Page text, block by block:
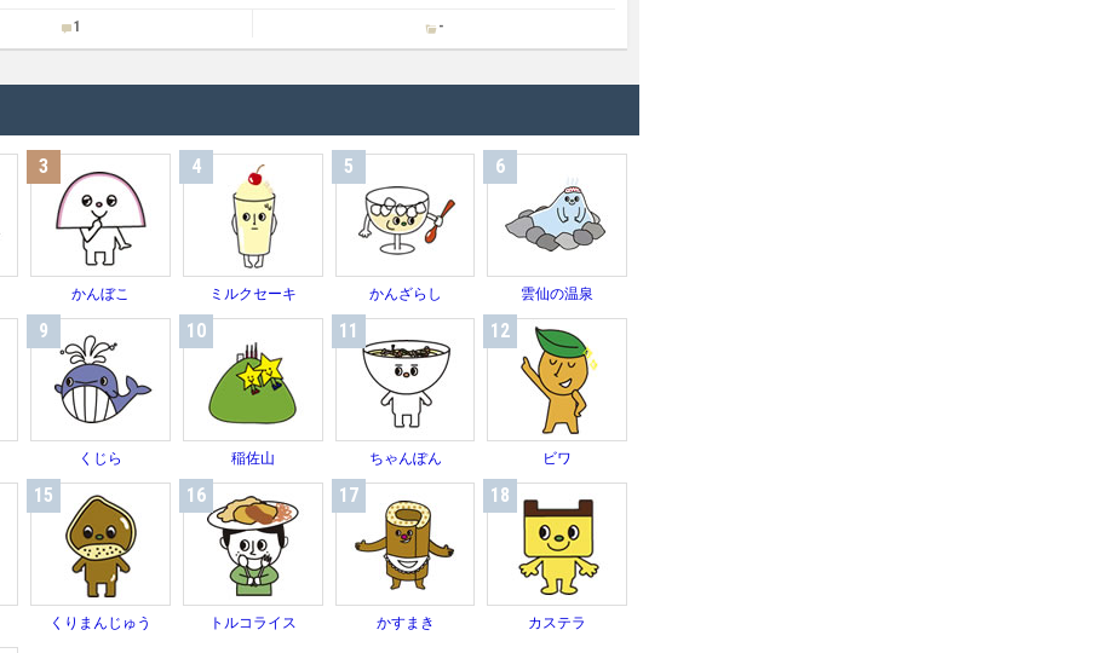
1 -
3
かんぼこ
4
ミルクセーキ
5
かんざらし
6
雲仙の温泉
9
くじら
10
稲佐山
11
ちゃんぽん
12
ビワ
15
くりまんじゅう
16
トルコライス
17
かすまき
18
カステラ